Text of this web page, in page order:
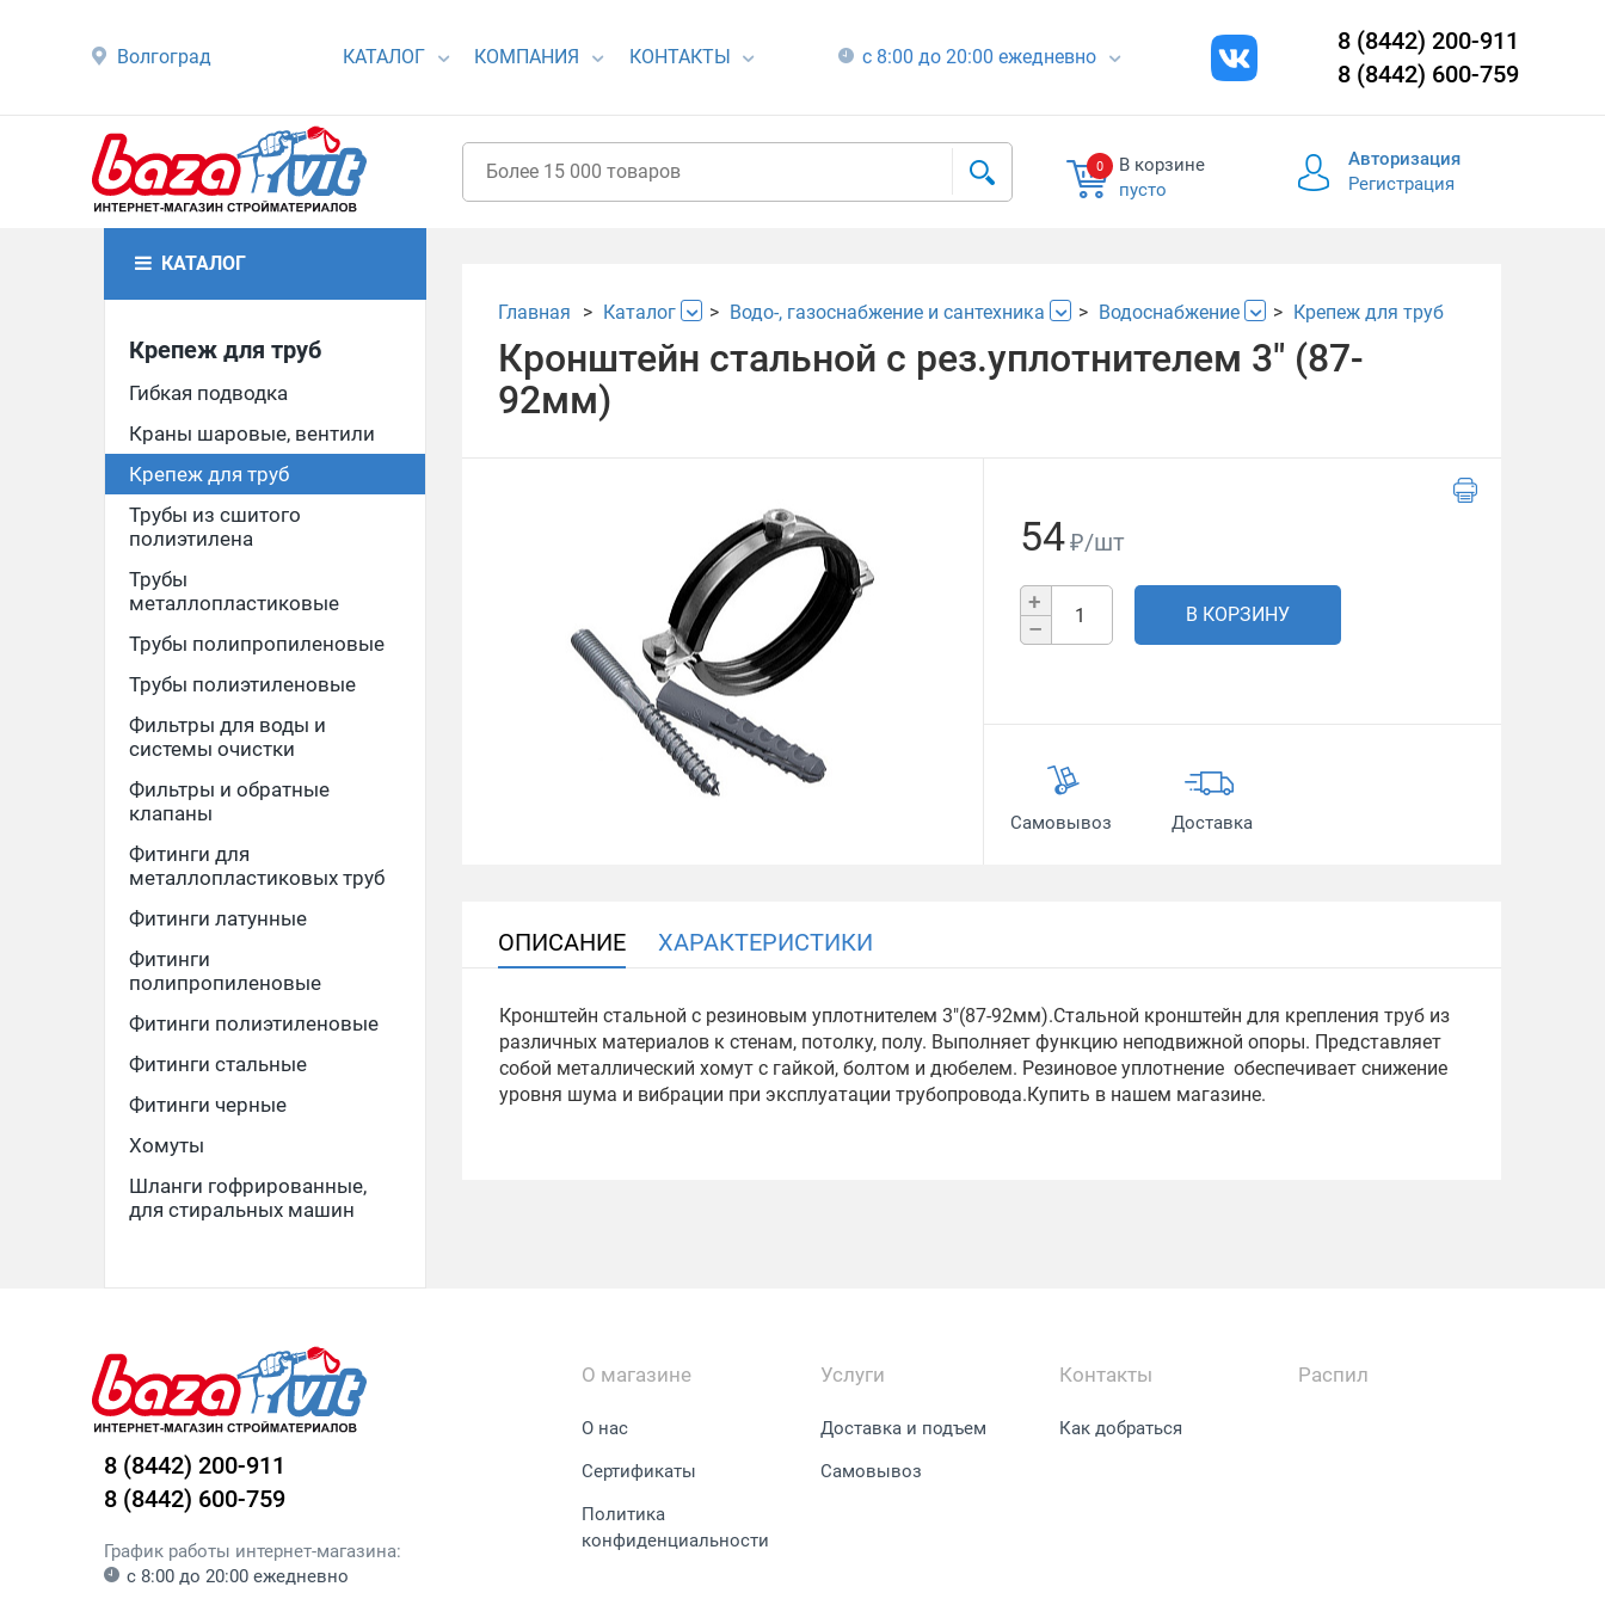
Волгоград КАТАЛОГ КОМПАНИЯ КОНТАКТЫ с 8:00 до 20:00 ежедневно
8 (8442) 200-911
8 (8442) 600-759
0
В корзине
пусто
Авторизация
Регистрация
КАТАЛОГ
Крепеж для труб
Гибкая подводка
Краны шаровые, вентили
Крепеж для труб
Трубы из сшитого
полиэтилена
Трубы
металлопластиковые
Трубы полипропиленовые
Трубы полиэтиленовые
Фильтры для воды и
системы очистки
Фильтры и обратные
клапаны
Фитинги для
металлопластиковых труб
Фитинги латунные
Фитинги
полипропиленовые
Фитинги полиэтиленовые
Фитинги стальные
Фитинги черные
Хомуты
Шланги гофрированные,
для стиральных машин
Главная Каталог Водо-, газоснабжение и сантехника Водоснабжение Крепеж для труб
Кронштейн стальной с рез.уплотнителем 3" (87-
92мм)
54₽/шт
+
–
В КОРЗИНУ
Самовывоз Доставка
ОПИСАНИЕ ХАРАКТЕРИСТИКИ
Кронштейн стальной с резиновым уплотнителем 3"(87-92мм).Стальной кронштейн для крепления труб из
различных материалов к стенам, потолку, полу. Выполняет функцию неподвижной опоры. Представляет
собой металлический хомут с гайкой, болтом и дюбелем. Резиновое уплотнение обеспечивает снижение
уровня шума и вибрации при эксплуатации трубопровода.Купить в нашем магазине.
8 (8442) 200-911
8 (8442) 600-759
График работы интернет-магазина:
с 8:00 до 20:00 ежедневно
О магазине
О нас
Сертификаты
Политика
конфиденциальности
Услуги
Доставка и подъем
Самовывоз
Контакты
Как добраться
Распил